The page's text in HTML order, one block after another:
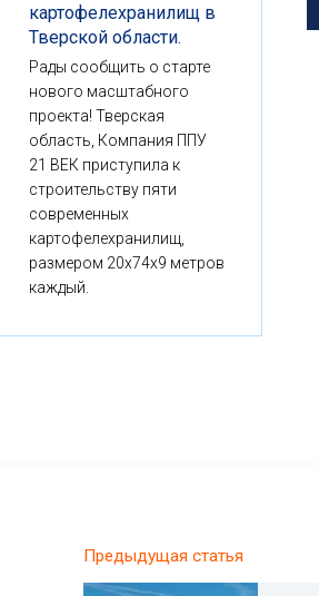
картофелехранилищ в
Тверской области.
Рады сообщить о старте
нового масштабного
проекта! Тверская
область, Компания ППУ
21 ВЕК приступила к
строительству пяти
современных
картофелехранилищ,
размером 20x74x9 метров
каждый.
Предыдущая статья